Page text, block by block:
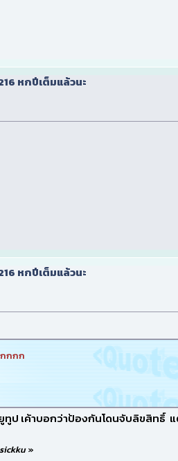
หกปีเต็มแล้วนะ
หกปีเต็มแล้วนะ
กกกก
ทูป เค้าบอกว่าป้องกันโดนจับลิขสิทธิ์
»